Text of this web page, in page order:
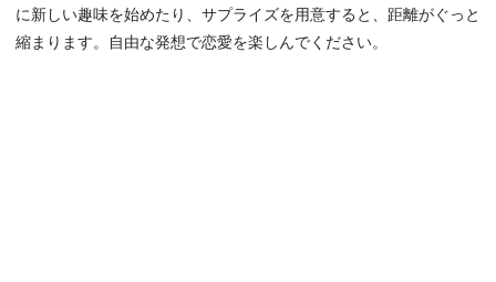
に新しい趣味を始めたり、サプライズを用意すると、距離がぐっと
縮まります。自由な発想で恋愛を楽しんでください。